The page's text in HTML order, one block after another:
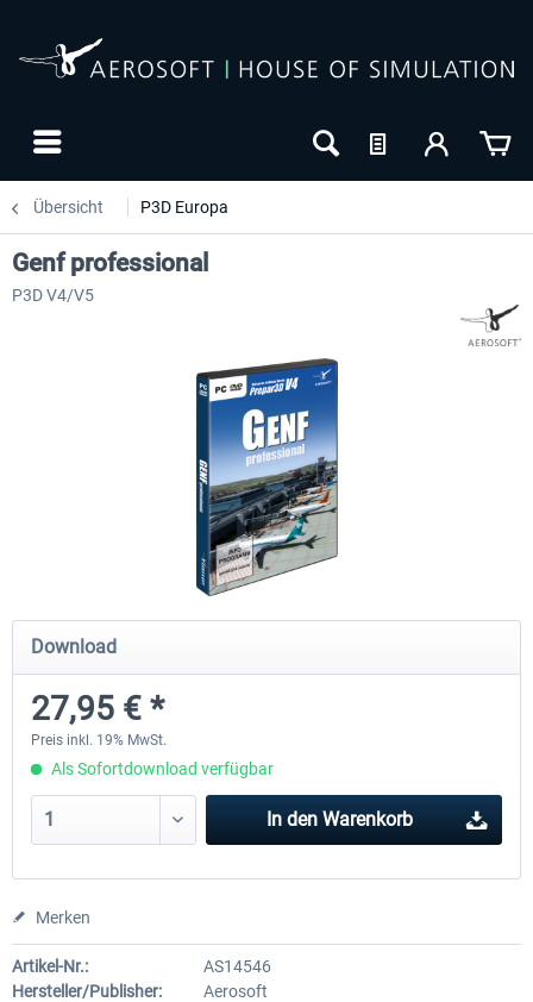
Übersicht P3D Europa
Hamburg-Finkenwerder
11,90 € *
Madeira X Evolution
Genf professional
P3D V4/V5
Download
27,95 € *
Preis inkl. 19% MwSt.
Als Sofortdownload verfügbar
In den Warenkorb
Merken
Artikel-Nr.:
AS14546
Hersteller/Publisher:
Aerosoft